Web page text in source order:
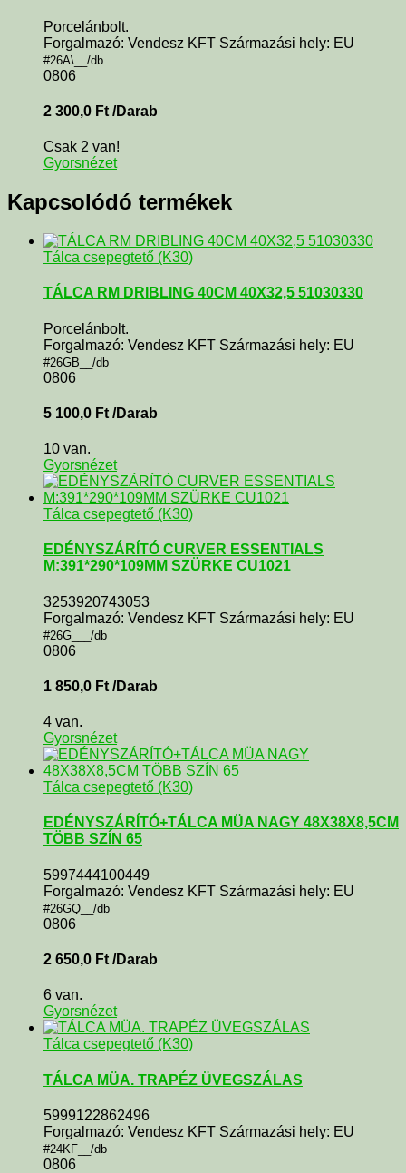
Porcelánbolt.
Forgalmazó: Vendesz KFT Származási hely: EU
#26A\__/db
0806
2 300,0 Ft /Darab
Csak 2 van!
Gyorsnézet
Kapcsolódó termékek
Tálca csepegtető (K30)
TÁLCA RM DRIBLING 40CM 40X32,5 51030330
Porcelánbolt.
Forgalmazó: Vendesz KFT Származási hely: EU
#26GB__/db
0806
5 100,0 Ft /Darab
10 van.
Gyorsnézet
Tálca csepegtető (K30)
EDÉNYSZÁRÍTÓ CURVER ESSENTIALS
M:391*290*109MM SZÜRKE CU1021
3253920743053
Forgalmazó: Vendesz KFT Származási hely: EU
#26G___/db
0806
1 850,0 Ft /Darab
4 van.
Gyorsnézet
Tálca csepegtető (K30)
EDÉNYSZÁRÍTÓ+TÁLCA MÜA NAGY 48X38X8,5CM
TÖBB SZÍN 65
5997444100449
Forgalmazó: Vendesz KFT Származási hely: EU
#26GQ__/db
0806
2 650,0 Ft /Darab
6 van.
Gyorsnézet
Tálca csepegtető (K30)
TÁLCA MÜA. TRAPÉZ ÜVEGSZÁLAS
5999122862496
Forgalmazó: Vendesz KFT Származási hely: EU
#24KF__/db
0806